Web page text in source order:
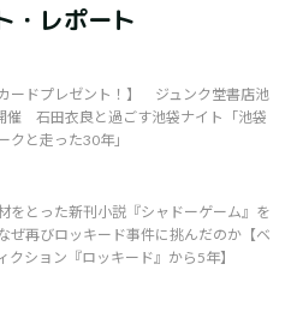
・レポート
カードプレゼント！】 ジュンク堂書店池
催 石田衣良と過ごす池袋ナイト「池袋
クと走った30年」
をとった新刊小説『シャドーゲーム』を
ぜ再びロッキード事件に挑んだのか【ベ
クション『ロッキード』から5年】